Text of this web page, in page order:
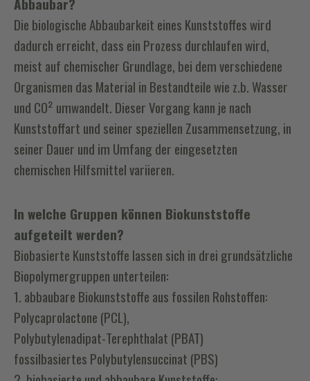
Die biologische Abbaubarkeit eines Kunststoffes wird
dadurch erreicht, dass ein Prozess durchlaufen wird,
meist auf chemischer Grundlage, bei dem verschiedene
Organismen das Material in Bestandteile wie z.b. Wasser
und CO² umwandelt. Dieser Vorgang kann je nach
Kunststoffart und seiner speziellen Zusammensetzung, in
seiner Dauer und im Umfang der eingesetzten
chemischen Hilfsmittel variieren.
In welche Gruppen können Biokunststoffe
aufgeteilt werden?
Biobasierte Kunststoffe lassen sich in drei grundsätzliche
Biopolymergruppen unterteilen:
1. abbaubare Biokunststoffe aus fossilen Rohstoffen:
Polycaprolactone (PCL),
Polybutylenadipat-Terephthalat (PBAT)
fossilbasiertes Polybutylensuccinat (PBS)